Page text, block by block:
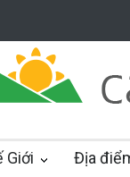
Giới Địa